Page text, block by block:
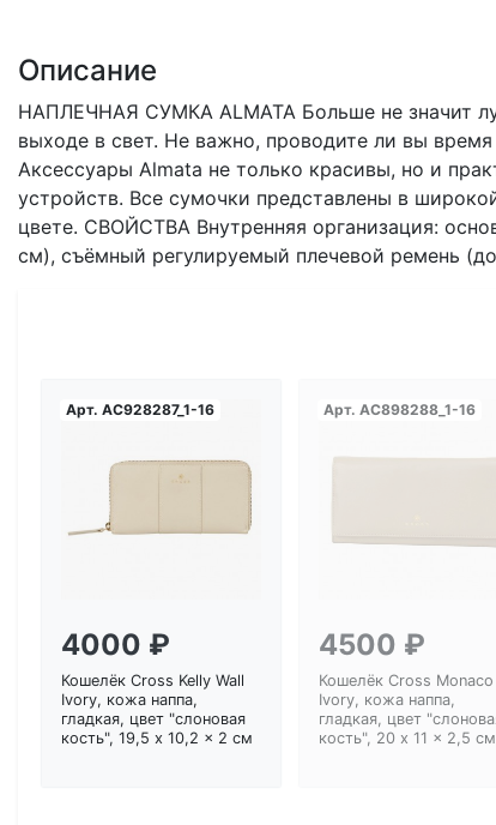
Описание
НАПЛЕЧНАЯ СУМКА ALMATA Больше не значит
выходе в свет. Не важно, проводите ли вы
Аксессуары Almata не только красивы, но и
устройств. Все сумочки представлены в
цвете. СВОЙСТВА Внутренняя организация:
см), съёмный регулируемый плечевой ремень
Арт. AC928287_1-16
4000 ₽
Кошелёк Cross Kelly Wall
Ivory, кожа наппа,
гладкая, цвет "слоновая
кость", 19,5 x 10,2 x 2 см
Арт. AC898288_1-16
4500 ₽
Кошелёк Cross Monaco
Ivory, кожа наппа,
гладкая, цвет
кость", 20 x 11 x 2,5 см